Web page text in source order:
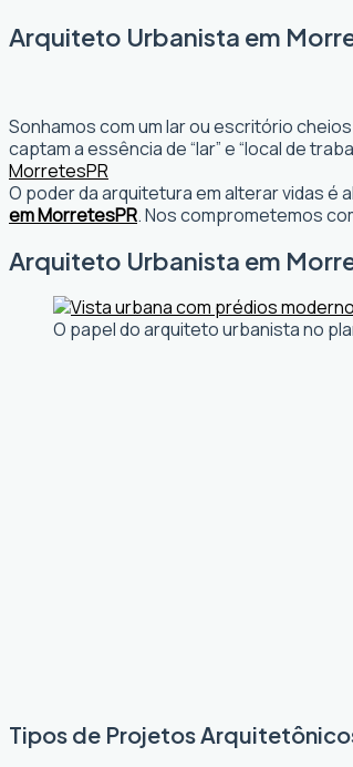
Arquiteto Urbanista em
Sonhamos com um lar ou escritório
captam a essência de “lar” e “local de
MorretesPR
O poder da arquitetura em alterar vidas é
em MorretesPR. Nos comprometemos
Arquiteto Urbanista em
O papel do arquiteto urbanista no
Tipos de Projetos